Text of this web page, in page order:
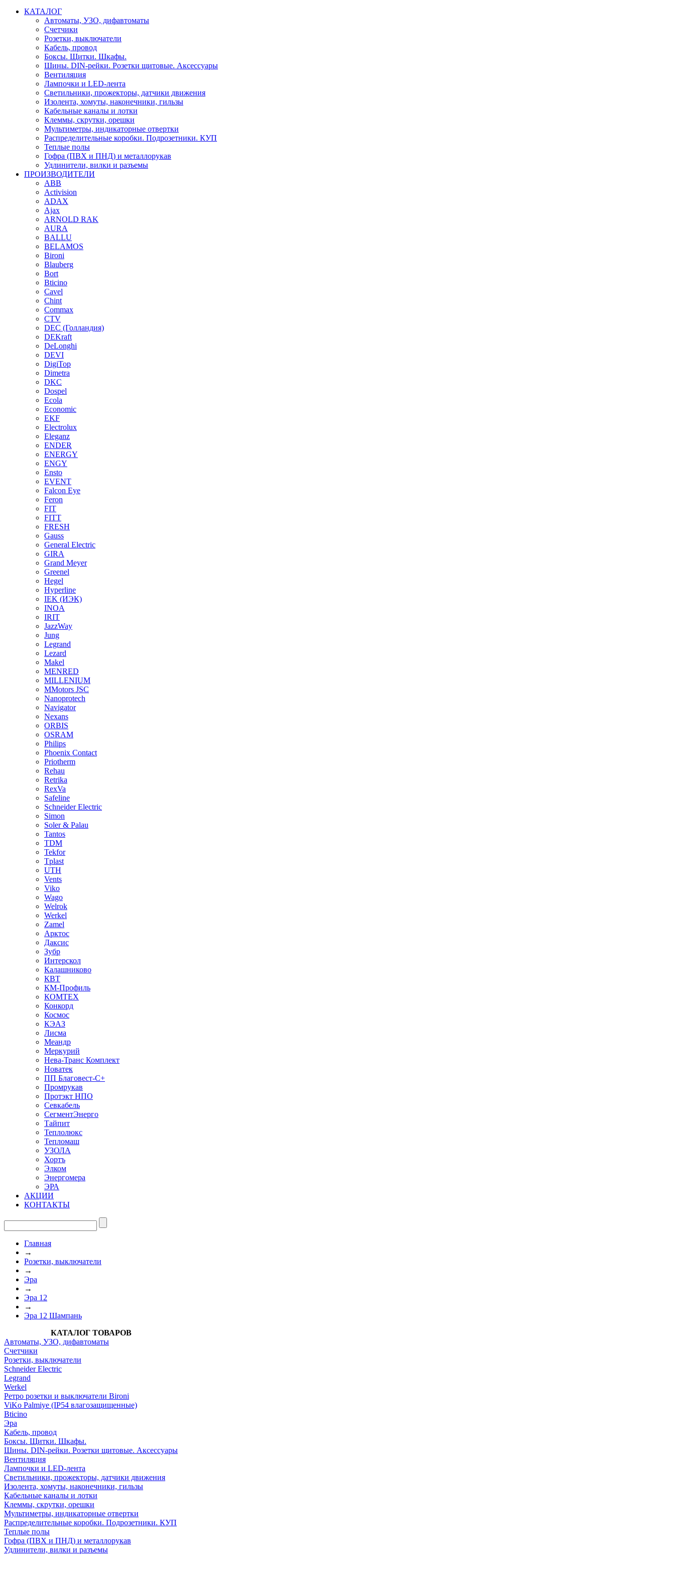
КАТАЛОГ
Автоматы, УЗО, дифавтоматы
Счетчики
Розетки, выключатели
Кабель, провод
Боксы. Щитки. Шкафы.
Шины. DIN-рейки. Розетки щитовые. Аксессуары
Вентиляция
Лампочки и LED-лента
Светильники, прожекторы, датчики движения
Изолента, хомуты, наконечники, гильзы
Кабельные каналы и лотки
Клеммы, скрутки, орешки
Мультиметры, индикаторные отвертки
Распределительные коробки. Подрозетники. КУП
Теплые полы
Гофра (ПВХ и ПНД) и металлорукав
Удлинители, вилки и разъемы
ПРОИЗВОДИТЕЛИ
ABB
Activision
ADAX
Ajax
ARNOLD RAK
AURA
BALLU
BELAMOS
Bironi
Blauberg
Bort
Bticino
Cavel
Chint
Commax
CTV
DEC (Голландия)
DEKraft
DeLonghi
DEVI
DigiTop
Dimetra
DKC
Dospel
Ecola
Economic
EKF
Electrolux
Eleganz
ENDER
ENERGY
ENGY
Ensto
EVENT
Falcon Eye
Feron
FIT
FITT
FRESH
Gauss
General Electric
GIRA
Grand Meyer
Greenel
Hegel
Hyperline
IEK (ИЭК)
INOA
IRIT
JazzWay
Jung
Legrand
Lezard
Makel
MENRED
MILLENIUM
MMotors JSC
Nanoprotech
Navigator
Nexans
ORBIS
OSRAM
Philips
Phoenix Contact
Priotherm
Rehau
Retrika
RexVa
Safeline
Schneider Electric
Simon
Soler & Palau
Tantos
TDM
Tekfor
Tplast
UTH
Vents
Viko
Wago
Welrok
Werkel
Zamel
Арктос
Даксис
Зубр
Интерскол
Калашниково
КВТ
КМ-Профиль
КОМТЕХ
Конкорд
Космос
КЭАЗ
Лисма
Меандр
Меркурий
Нева-Транс Комплект
Новатек
ПП Благовест-С+
Промрукав
Протэкт НПО
Севкабель
СегментЭнерго
Тайпит
Теплолюкс
Тепломаш
УЗОЛА
Хортъ
Элком
Энергомера
ЭРА
АКЦИИ
КОНТАКТЫ
Главная
→
Розетки, выключатели
→
Эра
→
Эра 12
→
Эра 12 Шампань
КАТАЛОГ ТОВАРОВ
Автоматы, УЗО, дифавтоматы
Счетчики
Розетки, выключатели
Schneider Electric
Legrand
Werkel
Ретро розетки и выключатели Bironi
ViKo Palmiye (IP54 влагозащищенные)
Bticino
Эра
Кабель, провод
Боксы. Щитки. Шкафы.
Шины. DIN-рейки. Розетки щитовые. Аксессуары
Вентиляция
Лампочки и LED-лента
Светильники, прожекторы, датчики движения
Изолента, хомуты, наконечники, гильзы
Кабельные каналы и лотки
Клеммы, скрутки, орешки
Мультиметры, индикаторные отвертки
Распределительные коробки. Подрозетники. КУП
Теплые полы
Гофра (ПВХ и ПНД) и металлорукав
Удлинители, вилки и разъемы